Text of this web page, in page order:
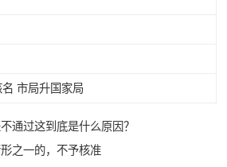
名 市局升国家局
通过这到底是什么原因？
之一的，不予核准